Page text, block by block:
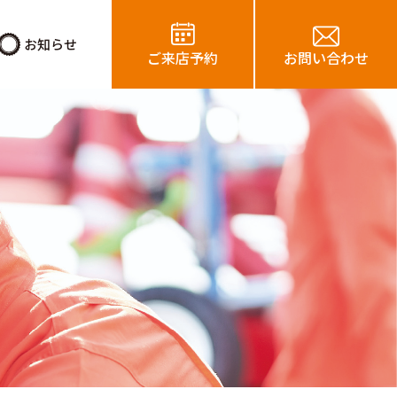
お知らせ
ご来店予約 お問い合わせ